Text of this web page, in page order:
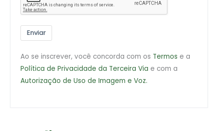
Enviar
Ao se inscrever, você concorda com os Termos e a
Política de Privacidade da Terceira Via e com a
Autorização de Uso de Imagem e Voz.